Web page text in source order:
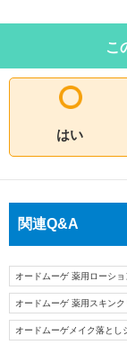
こ
はい
関連Q&A
オードムーゲ 薬用ローショ
オードムーゲ 薬用スキンク
オードムーゲメイク落とし